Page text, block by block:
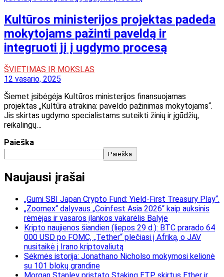
Kultūros ministerijos projektas padeda
mokytojams pažinti paveldą ir
integruoti jį į ugdymo procesą
ŠVIETIMAS IR MOKSLAS
12 vasario, 2025
Šiemet įsibėgėja Kultūros ministerijos finansuojamas
projektas „Kultūra atrakina: paveldo pažinimas mokytojams“.
Jis skirtas ugdymo specialistams suteikti žinių ir įgūdžių,
reikalingų…
Paieška
Paieška
Naujausi įrašai
„Gumi SBI Japan Crypto Fund: Yield-First Treasury Play“.
„Zoomex“ dalyvaus „Coinfest Asia 2026“ kaip auksinis
rėmėjas ir vasaros įlankos vakarėlis Balyje
Kripto naujienos šiandien (liepos 29 d.): BTC prarado 64
000 USD po FOMC, „Tether“ plečiasi į Afriką, o JAV
nusitaikė į Irano kriptovaliutą
Sėkmės istorija: Jonathano Nicholso mokymosi kelionė
su 101 blokų grandine